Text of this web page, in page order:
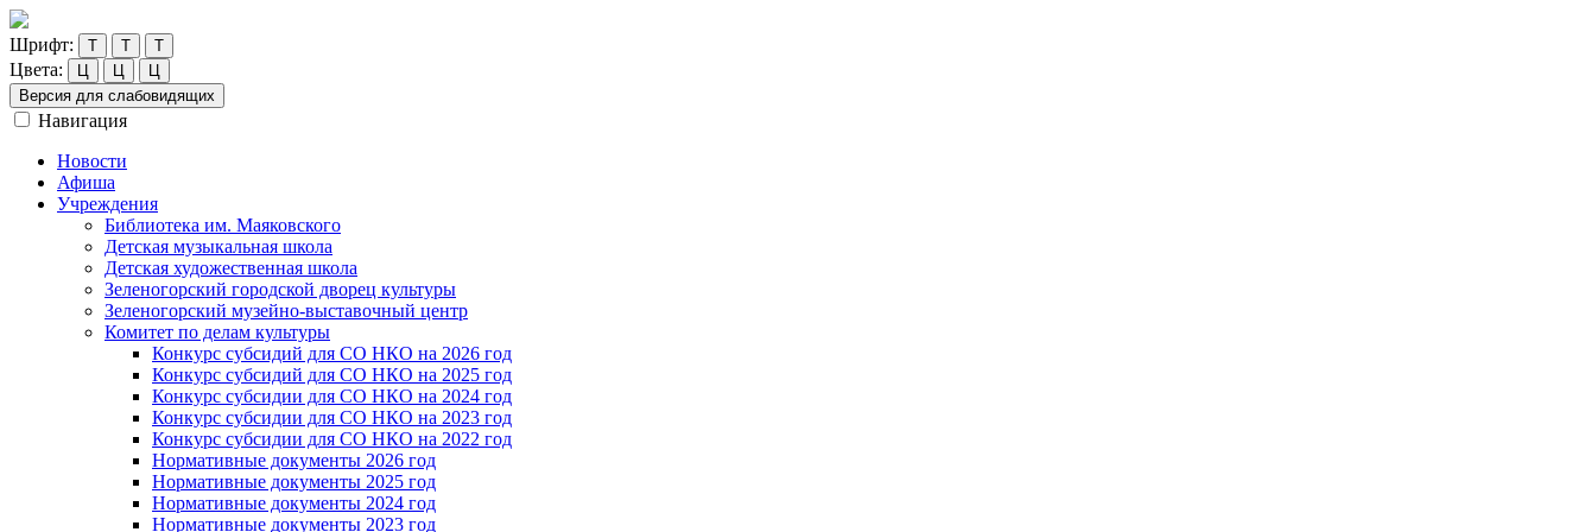
Шрифт: Т Т Т
Цвета: Ц Ц
Ц
Версия для слабовидящих
Навигация
Новости
Афиша
Учреждения
Библиотека им. Маяковского
Детская музыкальная школа
Детская художественная школа
Зеленогорский городской дворец культуры
Зеленогорский музейно-выставочный центр
Комитет по делам культуры
Конкурс субсидий для СО НКО на 2026 год
Конкурс субсидий для СО НКО на 2025 год
Конкурс субсидии для СО НКО на 2024 год
Конкурс субсидии для СО НКО на 2023 год
Конкурс субсидии для СО НКО на 2022 год
Нормативные документы 2026 год
Нормативные документы 2025 год
Нормативные документы 2024 год
Нормативные документы 2023 год